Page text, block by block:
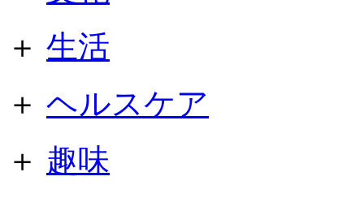
＋ 生活
＋ ヘルスケア
＋ 趣味